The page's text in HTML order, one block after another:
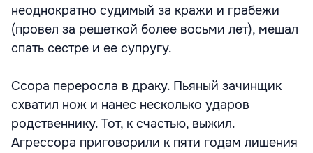
неоднократно судимый за кражи и грабежи
(провел за решеткой более восьми лет), мешал
спать сестре и ее супругу.
Ссора переросла в драку. Пьяный зачинщик
схватил нож и нанес несколько ударов
родственнику. Тот, к счастью, выжил.
Агрессора приговорили к пяти годам лишения